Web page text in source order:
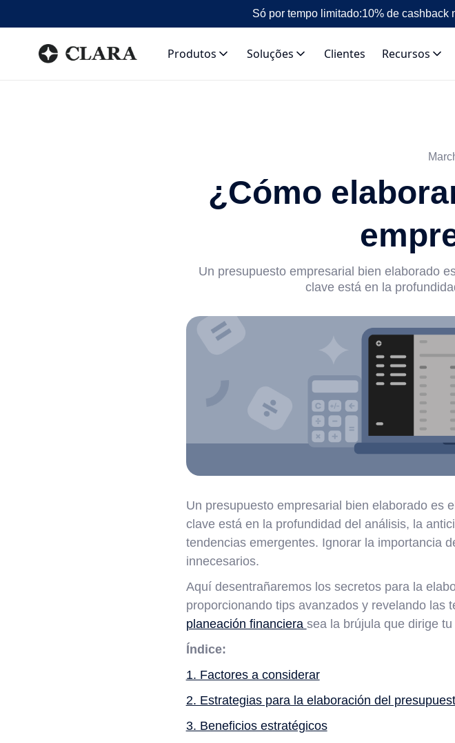
Só por tempo limitado:10% de cashback
Produtos Soluções Clientes Recursos
¿Cómo
Un presupuesto empresarial bien elaborado
clave está en la
Un presupuesto empresarial bien elaborado es
clave está en la profundidad del análisis, la
tendencias emergentes. Ignorar la importancia
innecesarios.
Aquí desentrañaremos los secretos para la
proporcionando tips avanzados y revelando las
planeación financiera sea la brújula que dirige
Índice:
1. Factores a considerar
2. Estrategias para la elaboración del
3. Beneficios estratégicos